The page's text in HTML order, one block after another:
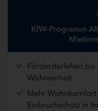
KfW-Programm
Förderdarlehen bis
Wohneinheit
Mehr
Einbruchschutz in